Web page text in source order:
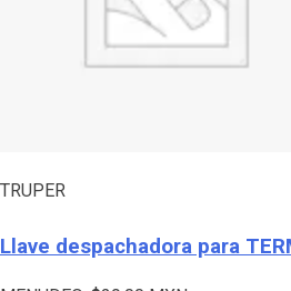
TRUPER
Llave despachadora para